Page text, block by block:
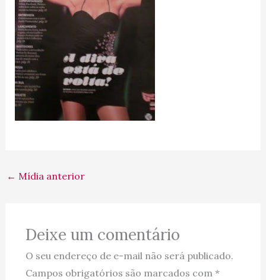
← Mídia anterior
Deixe um comentário
O seu endereço de e-mail não será publicado.
Campos obrigatórios são marcados com *